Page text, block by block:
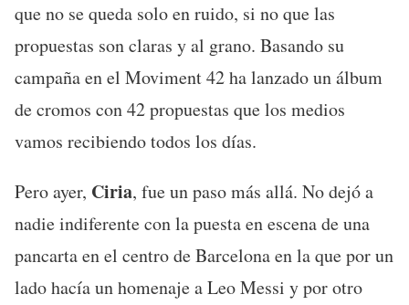
que no se queda solo en ruido, si no que las
propuestas son claras y al grano. Basando su
campaña en el Moviment 42 ha lanzado un álbum
de cromos con 42 propuestas que los medios
vamos recibiendo todos los días.
Pero ayer, Ciria, fue un paso más allá. No dejó a
nadie indiferente con la puesta en escena de una
pancarta en el centro de Barcelona en la que por un
lado hacía un homenaje a Leo Messi y por otro